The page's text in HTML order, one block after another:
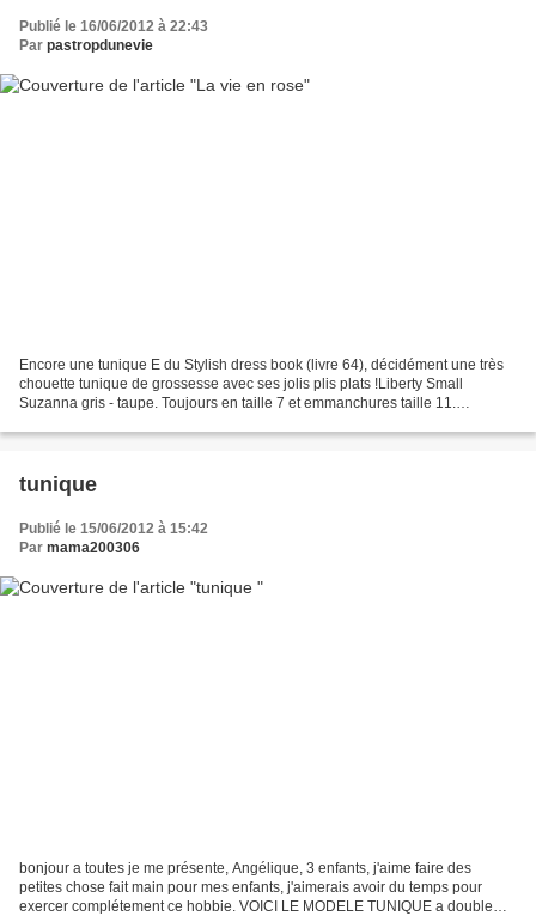
Publié le 16/06/2012 à 22:43
Par pastropdunevie
Encore une tunique E du Stylish dress book (livre 64), décidément une très
chouette tunique de grossesse avec ses jolis plis plats !Liberty Small
Suzanna gris - taupe. Toujours en taille 7 et emmanchures taille 11.
tunique
Publié le 15/06/2012 à 15:42
Par mama200306
bonjour a toutes je me présente, Angélique, 3 enfants, j'aime faire des
petites chose fait main pour mes enfants, j'aimerais avoir du temps pour
exercer complétement ce hobbie. VOICI LE MODELE TUNIQUE a double